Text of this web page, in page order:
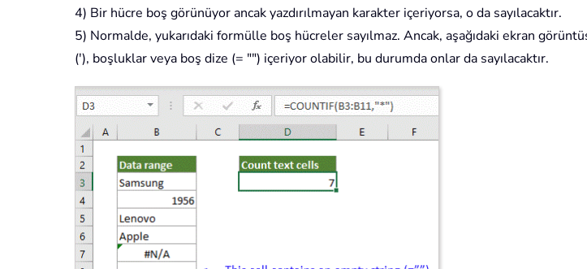
4) Bir hücre boş görünüyor ancak yazdırılmayan karakter içeriyorsa, o da sayılacaktır.
5) Normalde, yukarıdaki formülle boş hücreler sayılmaz. Ancak, aşağıdaki ekran
('), boşluklar veya boş dize (= "") içeriyor olabilir, bu durumda onlar da sayılacaktır.